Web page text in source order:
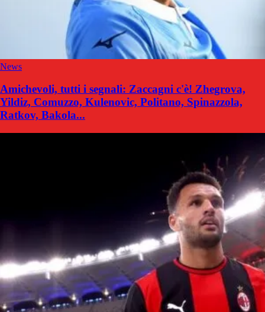
News
Amichevoli, tutti i segnali: Zaccagni c'è! Zhegrova,
Yildiz, Comuzzo, Kulenovic, Politano, Spinazzola,
Ratkov, Bakola...